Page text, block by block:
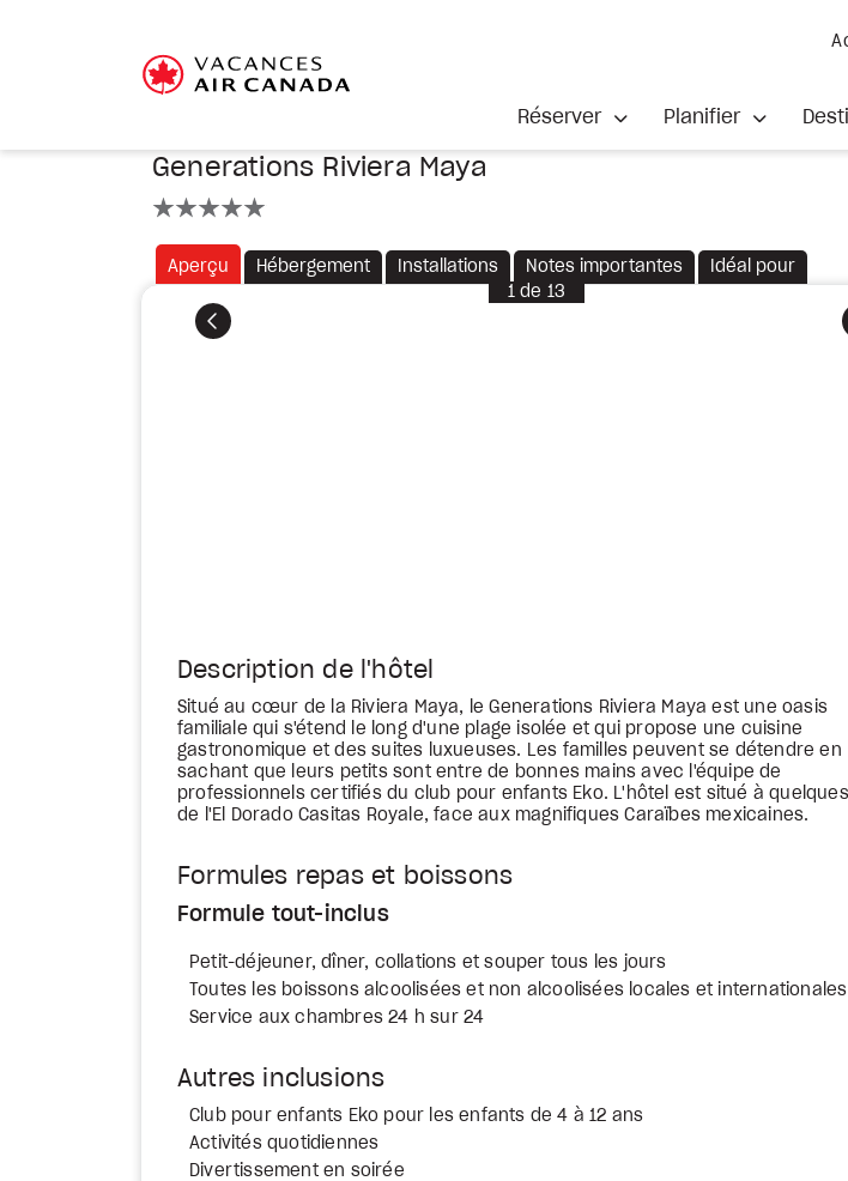
Réserver Planifier
Generations Riviera Maya
Aperçu Hébergement Installations Notes importantes Idéal pour
Précédent
1de 13
Description de l'hôtel
Situé au cœur de la Riviera Maya, le Generations Riviera Maya est une oasis
familiale qui s'étend le long d'une plage isolée et qui propose une cuisine
gastronomique et des suites luxueuses. Les familles peuvent se détendre en
sachant que leurs petits sont entre de bonnes mains avec l'équipe de
professionnels certifiés du club pour enfants Eko. L'hôtel est situé à
de l'El Dorado Casitas Royale, face aux magnifiques Caraïbes mexicaines.
Formules repas et boissons
Formule tout-inclus
Petit-déjeuner, dîner, collations et souper tous les jours
Toutes les boissons alcoolisées et non alcoolisées locales et internationales
Service aux chambres 24 h sur 24
Autres inclusions
Club pour enfants Eko pour les enfants de 4 à 12 ans
Activités quotidiennes
Divertissement en soirée